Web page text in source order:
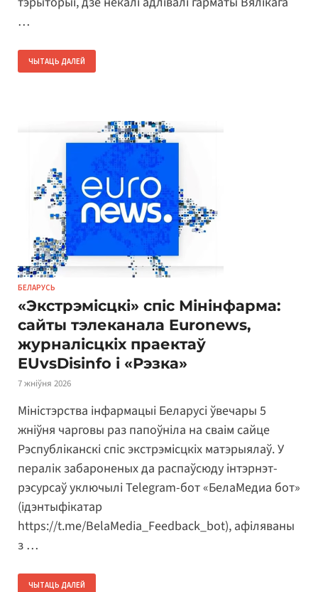
…
ЧЫТАЦЬ ДАЛЕЙ
БЕЛАРУСЬ
«Экстрэмісцкі» спіс Мінінфарма:
сайты тэлеканала Euronews,
журналісцкіх праектаў
EUvsDisinfo і «Рэзка»
7 жніўня 2026
Міністэрства інфармацыі Беларусі ўвечары 5
жніўня чарговы раз папоўніла на сваім сайце
Рэспубліканскі спіс экстрэмісцкіх матэрыялаў. У
пералік забароненых да распаўсюду інтэрнэт-
рэсурсаў уключылі Telegram-бот «БелаМедиа бот»
(ідэнтыфікатар
https://t.me/BelaMedia_Feedback_bot), афіляваны
з …
ЧЫТАЦЬ ДАЛЕЙ